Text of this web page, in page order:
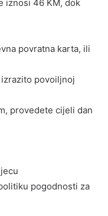
iznosi 46 KM, dok
povratna karta, ili
povoiljnoj
provedete cijeli dan
pogodnosti za